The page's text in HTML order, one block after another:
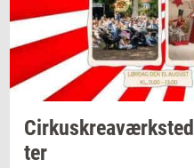
Cir­kuskrea­værk­sted
ter